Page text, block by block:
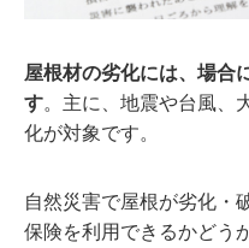
屋根材の劣化には、場合
す。主に、地震や台風、
化が対象です。
自然災害で屋根が劣化・
保険を利用できるかどう